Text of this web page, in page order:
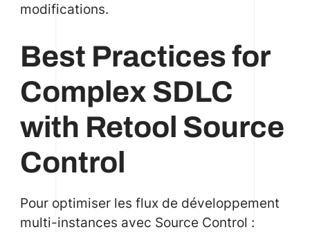
modifications.
Best Practices for
Complex SDLC
with Retool Source
Control
Pour optimiser les flux de développement
multi-instances avec Source Control :